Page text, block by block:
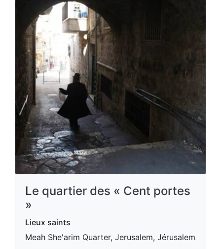
Le quartier des « Cent portes
»
Lieux saints
Meah She'arim Quarter, Jerusalem, Jérusalem